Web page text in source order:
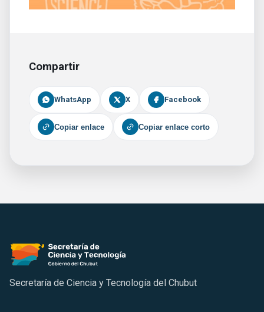
Compartir
WhatsApp X Facebook
Copiar enlace Copiar enlace corto
Secretaría de Ciencia y Tecnología del Chubut